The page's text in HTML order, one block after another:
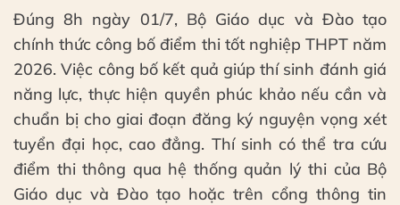
Đúng 8h ngày 01/7, Bộ Giáo dục và Đào tạo
chính thức công bố điểm thi tốt nghiệp THPT năm
2026. Việc công bố kết quả giúp thí sinh đánh giá
năng lực, thực hiện quyền phúc khảo nếu cần và
chuẩn bị cho giai đoạn đăng ký nguyện vọng xét
tuyển đại học, cao đẳng. Thí sinh có thể tra cứu
điểm thi thông qua hệ thống quản lý thi của Bộ
Giáo dục và Đào tạo hoặc trên cổng thông tin